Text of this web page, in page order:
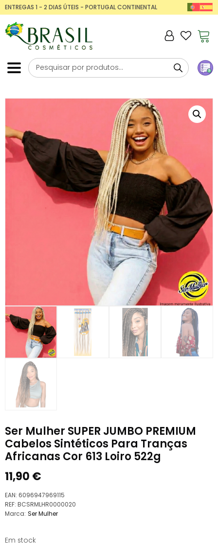
ENTREGAS 1 - 2 DIAS ÚTEIS - PORTUGAL CONTINENTAL
Ser Mulher SUPER JUMBO PREMIUM
Cabelos Sintéticos Para Tranças
Africanas Cor 613 Loiro 522g
11,90 €
EAN: 6096947969115
REF: BCSRMLHR0000020
Marca: Ser Mulher
Em stock